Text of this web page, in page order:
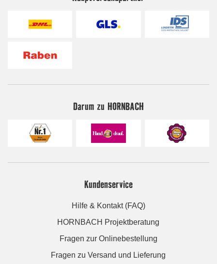
Darum zu HORNBACH
Kundenservice
Hilfe & Kontakt (FAQ)
HORNBACH Projektberatung
Fragen zur Onlinebestellung
Fragen zu Versand und Lieferung